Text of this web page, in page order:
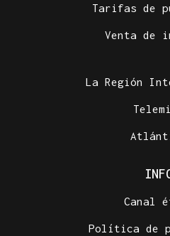
Tarifas de
Venta de
La Región
Canal
Política de